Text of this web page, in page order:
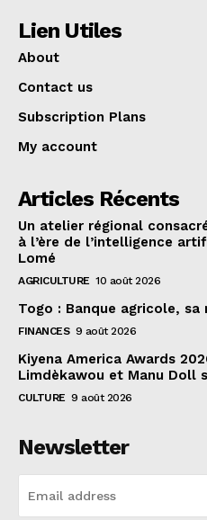
Lien Utiles
About
Contact us
Subscription Plans
My account
Articles Récents
Un atelier régional
à l’ère de l’intelligence
Lomé
AGRICULTURE 10 août 2026
Togo : Banque agricole, sa
FINANCES 9 août 2026
Kiyena America Awards
Limdèkawou et Manu Doll
CULTURE 9 août 2026
Newsletter